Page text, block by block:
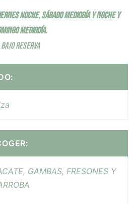
NOCHE, SÁBADO MEDIODÍA Y NOCHE Y
MEDIODÍA.
BAJO RESERVA
GAMBAS, FRESONES Y